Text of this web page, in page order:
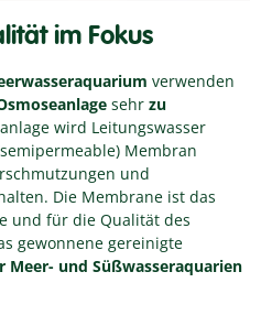
im Fokus
verwenden
sehr zu
wird Leitungswasser
Membran
und
Die Membrane ist das
und für die Qualität des
gewonnene gereinigte
Meer- und Süßwasseraquarien